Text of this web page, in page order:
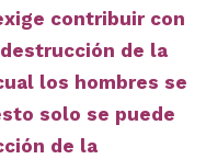
contribuir con
de la
los hombres se
solo se puede
de la